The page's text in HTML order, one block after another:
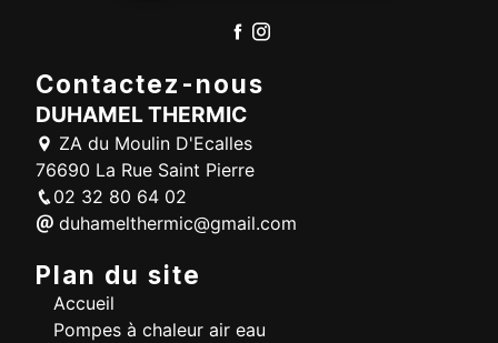
Contactez-nous
DUHAMEL THERMIC
ZA du Moulin D'Ecalles
76690 La Rue Saint Pierre
02 32 80 64 02
duhamelthermic@gmail.com
Plan du site
Accueil
Pompes à chaleur air eau